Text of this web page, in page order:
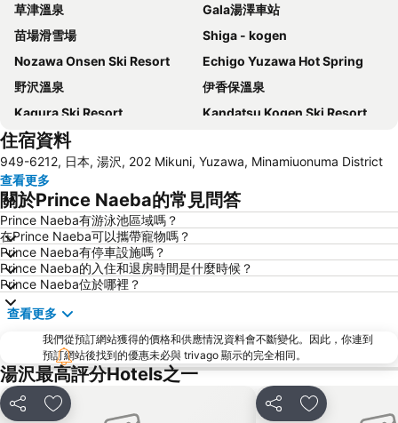
草津溫泉
Gala湯澤車站
苗場滑雪場
Shiga - kogen
Nozawa Onsen Ski Resort
Echigo Yuzawa Hot Spring
野沢溫泉
伊香保溫泉
Kagura Ski Resort
Kandatsu Kogen Ski Resort
Madaraokogen Ski Area
Maiko Snow Resort
Yudanakashibu Hot Spring village
Komaganekogen Ski Area
住宿資料
949-6212, 日本, 湯沢, 202 Mikuni, Yuzawa, Minamiuonuma District
查看更多
關於Prince Naeba的常見問答
Prince Naeba有游泳池區域嗎？
在Prince Naeba可以攜帶寵物嗎？
Prince Naeba有停車設施嗎？
Prince Naeba的入住和退房時間是什麼時候？
Prince Naeba位於哪裡？
查看更多
我們從預訂網站獲得的價格和供應情況資料會不斷變化。因此，你連到
預訂網站後找到的優惠未必與 trivago 顯示的完全相同。
湯沢最高評分Hotels之一
分享 放到收藏夾 分享 放到收藏夾